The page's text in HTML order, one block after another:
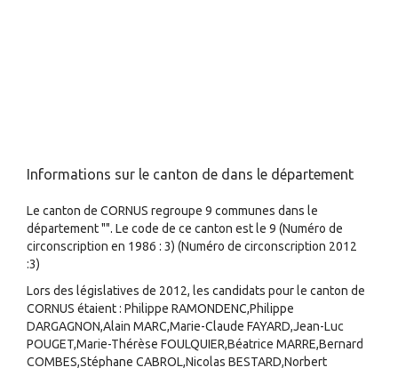
Informations sur le canton de dans le département
Le canton de CORNUS regroupe 9 communes dans le
département "". Le code de ce canton est le 9 (Numéro de
circonscription en 1986 : 3) (Numéro de circonscription 2012
:3)
Lors des législatives de 2012, les candidats pour le canton de
CORNUS étaient : Philippe RAMONDENC,Philippe
DARGAGNON,Alain MARC,Marie-Claude FAYARD,Jean-Luc
POUGET,Marie-Thérèse FOULQUIER,Béatrice MARRE,Bernard
COMBES,Stéphane CABROL,Nicolas BESTARD,Norbert